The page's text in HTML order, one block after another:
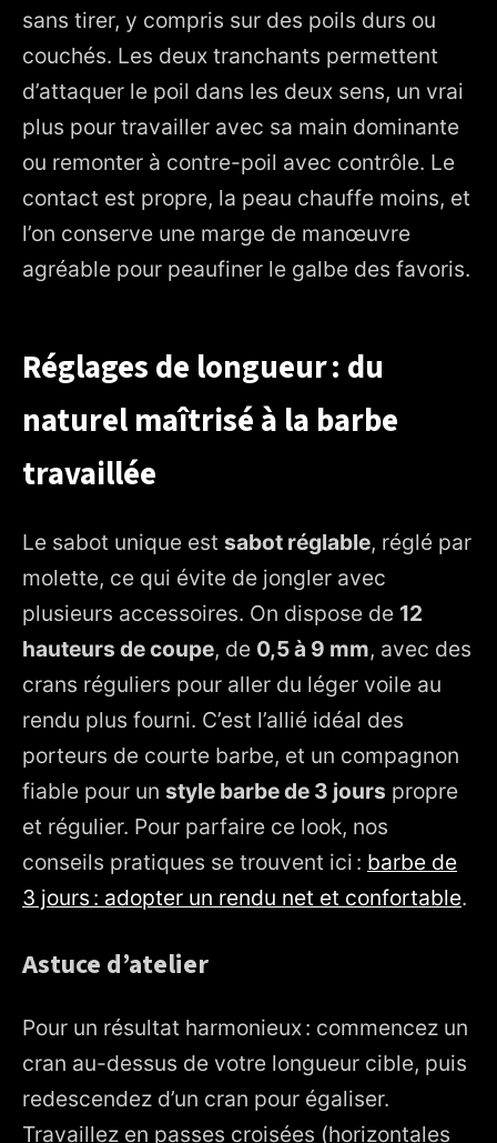
sans tirer, y compris sur des poils durs ou
couchés. Les deux tranchants permettent
d’attaquer le poil dans les deux sens, un vrai
plus pour travailler avec sa main dominante
ou remonter à contre-poil avec contrôle. Le
contact est propre, la peau chauffe moins, et
l’on conserve une marge de manœuvre
agréable pour peaufiner le galbe des favoris.
Réglages de longueur : du
naturel maîtrisé à la barbe
travaillée
Le sabot unique est sabot réglable, réglé par
molette, ce qui évite de jongler avec
plusieurs accessoires. On dispose de 12
hauteurs de coupe, de 0,5 à 9 mm, avec des
crans réguliers pour aller du léger voile au
rendu plus fourni. C’est l’allié idéal des
porteurs de courte barbe, et un compagnon
fiable pour un style barbe de 3 jours propre
et régulier. Pour parfaire ce look, nos
conseils pratiques se trouvent ici : barbe de
3 jours : adopter un rendu net et confortable.
Astuce d’atelier
Pour un résultat harmonieux : commencez un
cran au-dessus de votre longueur cible, puis
redescendez d’un cran pour égaliser.
Travaillez en passes croisées (horizontales